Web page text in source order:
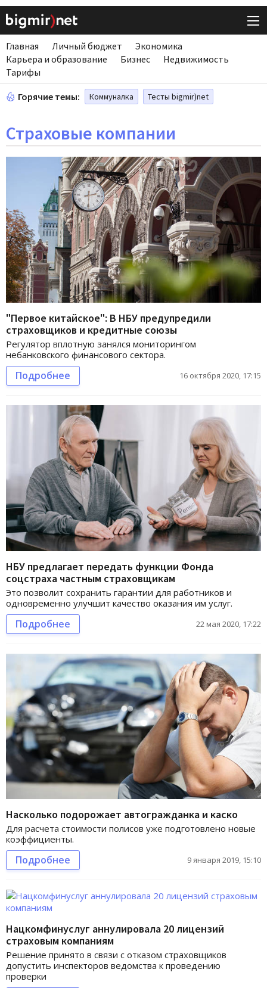
Главная Личный бюджет
Экономика
Карьера и образование
Бизнес
Недвижимость
Тарифы
Горячие темы: Коммуналка Тесты bigmir)net
Страховые компании
"Первое китайское": В НБУ предупредили
страховщиков и кредитные союзы
Регулятор вплотную занялся мониторингом
небанковского финансового сектора.
Подробнее 16 октября 2020, 17:15
НБУ предлагает передать функции Фонда
соцстраха частным страховщикам
Это позволит сохранить гарантии для работников и
одновременно улучшит качество оказания им услуг.
Подробнее 22 мая 2020, 17:22
Насколько подорожает автогражданка и каско
Для расчета стоимости полисов уже подготовлено новые
коэффициенты.
Подробнее 9 января 2019, 15:10
Нацкомфинуслуг аннулировала 20 лицензий
страховым компаниям
Решение принято в связи с отказом страховщиков
допустить инспекторов ведомства к проведению
проверки